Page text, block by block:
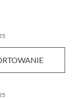
- Ocean Silver